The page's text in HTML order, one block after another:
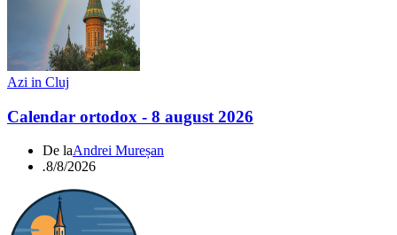
Azi in Cluj
Calendar ortodox - 8 august 2026
De laAndrei Mureșan
.8/8/2026